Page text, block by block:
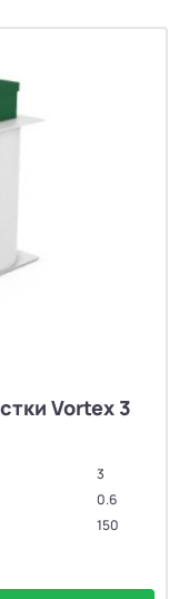
Vortex 3
3
0.6
150